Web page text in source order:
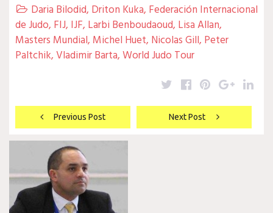
 Daria Bilodid, Driton Kuka, Federación Internacional
de Judo, FIJ, IJF, Larbi Benboudaoud, Lisa Allan,
Masters Mundial, Michel Huet, Nicolas Gill, Peter
Paltchik,Vladimir Barta,World Judo Tour
Navegación
de
entradas
Previous Post Next Post
Twitter
Facebook
Pinterest